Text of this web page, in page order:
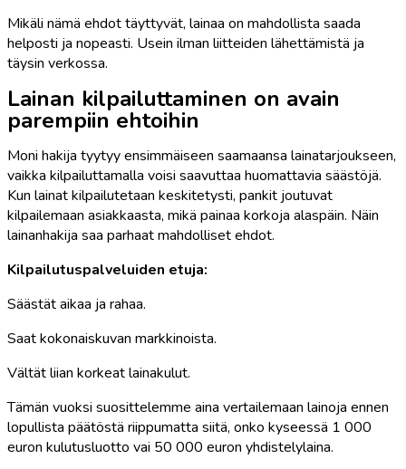
Mikäli nämä ehdot täyttyvät, lainaa on mahdollista saada
helposti ja nopeasti. Usein ilman liitteiden lähettämistä ja
täysin verkossa.
Lainan kilpailuttaminen on avain
parempiin ehtoihin
Moni hakija tyytyy ensimmäiseen saamaansa lainatarjoukseen,
vaikka kilpailuttamalla voisi saavuttaa huomattavia säästöjä.
Kun lainat kilpailutetaan keskitetysti, pankit joutuvat
kilpailemaan asiakkaasta, mikä painaa korkoja alaspäin. Näin
lainanhakija saa parhaat mahdolliset ehdot.
Kilpailutuspalveluiden etuja:
Säästät aikaa ja rahaa.
Saat kokonaiskuvan markkinoista.
Vältät liian korkeat lainakulut.
Tämän vuoksi suosittelemme aina vertailemaan lainoja ennen
lopullista päätöstä riippumatta siitä, onko kyseessä 1 000
euron kulutusluotto vai 50 000 euron yhdistelylaina.